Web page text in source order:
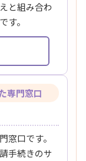
と組み合わ
す。
専門窓口
窓口です。
手続きのサ